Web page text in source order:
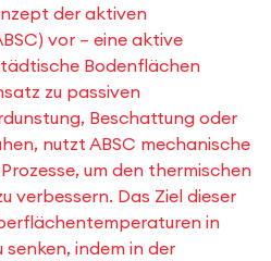
der aktiven
vor – eine aktive
Bodenflächen
zu passiven
Beschattung oder
nutzt ABSC mechanische
um den thermischen
verbessern. Das Ziel dieser
in
indem in der